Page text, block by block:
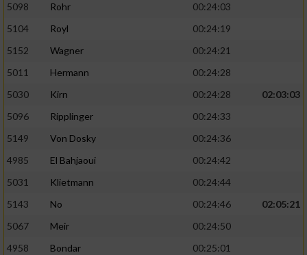
5098
Rohr
00:24:03
5104
Royl
00:24:19
5152
Wagner
00:24:21
5011
Hermann
00:24:28
5030
Kirn 00:24:28
02:03:03
5096
Ripplinger
00:24:33
5149
Von Dosky
00:24:36
4985
El Bahjaoui
00:24:42
5031
Klietmann
00:24:44
5143
No 00:24:46
02:05:21
5067
Meir
00:24:50
4958
Bondar
00:25:01